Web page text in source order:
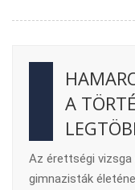
A
Az érettségi
gimnazisták